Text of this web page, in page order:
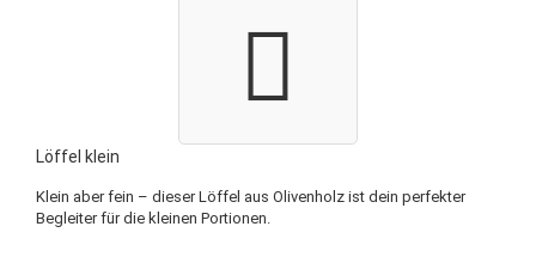
Löffel klein
Klein aber fein – dieser Löffel aus Olivenholz ist dein perfekter
Begleiter für die kleinen Portionen.